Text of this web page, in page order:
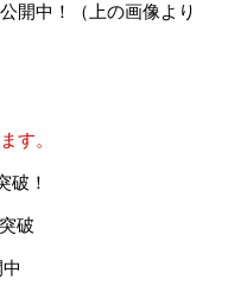
開中！（上の画像より
す。
破！
破